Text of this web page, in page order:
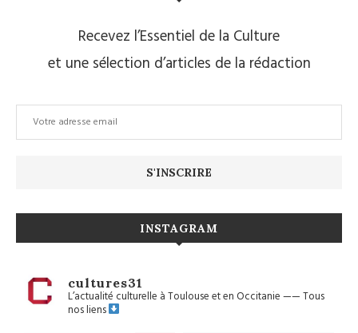
Recevez l’Essentiel de la Culture
et une sélection d’articles de la rédaction
INSTAGRAM
cultures31
L’actualité culturelle à Toulouse et en Occitanie——Tous
nos liens